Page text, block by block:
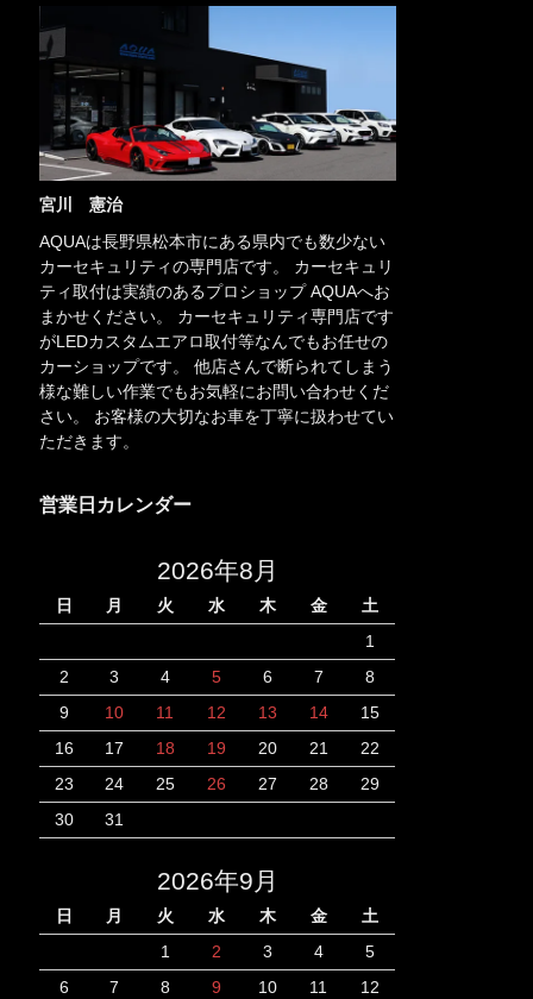
宮川 憲治
AQUAは長野県松本市にある県内でも数少ない
カーセキュリティの専門店です。 カーセキュリ
ティ取付は実績のあるプロショップ AQUAへお
まかせください。 カーセキュリティ専門店です
がLEDカスタムエアロ取付等なんでもお任せの
カーショップです。 他店さんで断られてしまう
様な難しい作業でもお気軽にお問い合わせくだ
さい。 お客様の大切なお車を丁寧に扱わせてい
ただきます。
営業日カレンダー
2026年8月
日 月 火 水 木 金
土
1
2
3 4 5 6 7
8
9
10 11 12 13 14
15
16
17 18 19 20 21
22
23
24 25 26 27 28
29
30
31
2026年9月
日 月 火 水 木 金
土
1
2 3 4
5
6
7 8 9 10 11
12